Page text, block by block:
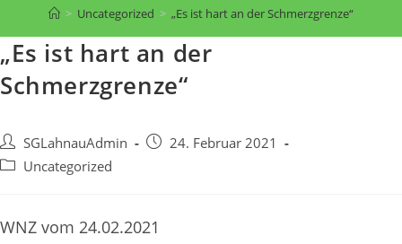
> Uncategorized > „Es ist hart an der Schmerzgrenze“
„Es ist hart an der
Schmerzgrenze“
Beitrags-
Autor:
SGLahnauAdmin
Beitrag24. Februar 2021
Beitrags-Uncategorized
WNZ vom 24.02.2021